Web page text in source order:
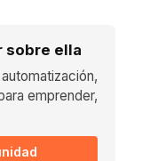
sobre ella
emprender,